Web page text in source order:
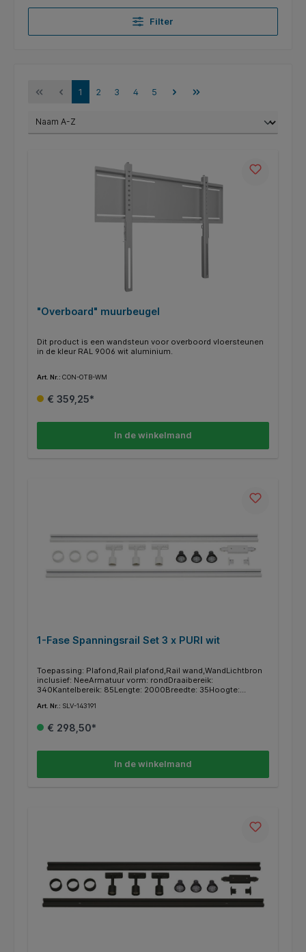
Filter
1 2 3 4 5
"Overboard" muurbeugel
Dit product is een wandsteun voor overboord vloersteunen
in de kleur RAL 9006 wit aluminium.
Art. Nr.: CON-OTB-WM
€ 359,25*
In de winkelmand
1-Fase Spanningsrail Set 3 x PURI wit
Toepassing: Plafond,Rail plafond,Rail wand,WandLichtbron
inclusief: NeeArmatuur vorm: rondDraaibereik:
340Kantelbereik: 85Lengte: 2000Breedte: 35Hoogte:
gebruik: NeeMobiel verplaatsbaar: NeeIP klasse:
OpbouwAantal lichtbronnen: 3Beveiligingsklasse:
Art. Nr.: SLV-143191
€ 298,50*
In de winkelmand